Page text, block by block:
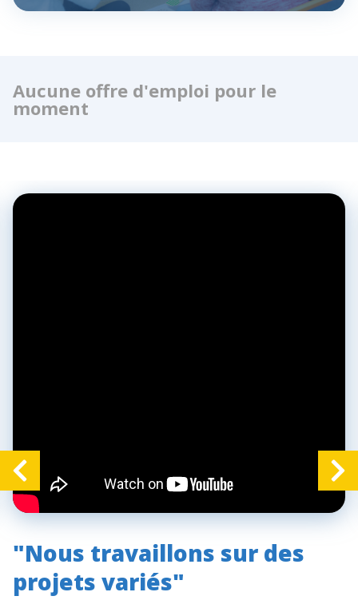
Aucune offre d'emploi pour le
moment
"Nous travaillons sur des
projets variés"